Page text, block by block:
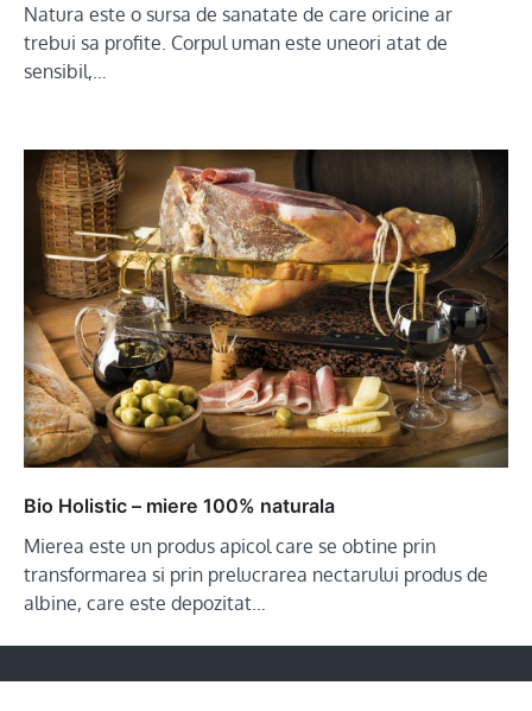
Natura este o sursa de sanatate de care oricine ar
trebui sa profite. Corpul uman este uneori atat de
sensibil,…
Bio Holistic – miere 100% naturala
Mierea este un produs apicol care se obtine prin
transformarea si prin prelucrarea nectarului produs de
albine, care este depozitat…